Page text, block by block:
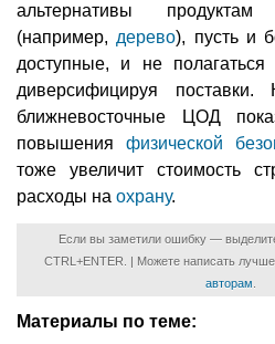
альтернативы
(например, дерево), пусть и
доступные, и не
диверсифицируя
ближневосточные ЦОД
повышения физической
тоже увеличит стоимость
расходы на охрану.
Если вы заметили ошибку —
CTRL+ENTER. | Можете написать
авторам
Материалы по теме: